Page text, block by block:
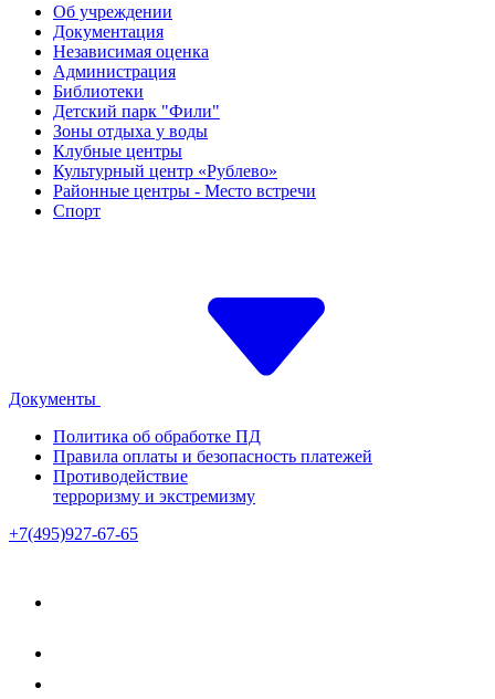
Об учреждении
Документация
Независимая оценка
Администрация
Библиотеки
Детский парк "Фили"
Зоны отдыха у воды
Клубные центры
Культурный центр «Рублево»
Районные центры - Место встречи
Спорт
Документы
Политика об обработке ПД
Правила оплаты и безопасность платежей
Противодействие
терроризму и экстремизму
+7(495)927-67-65